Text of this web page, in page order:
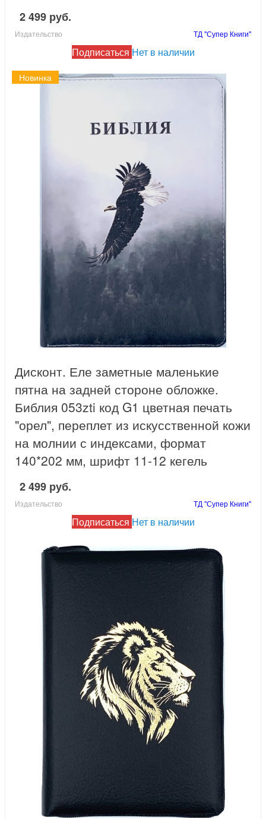
2 499 руб.
Издательство ТД "Супер Книги"
Подписаться Нет в наличии
Новинка
Дисконт. Еле заметные маленькие
пятна на задней стороне обложке.
Библия 053zti код G1 цветная печать
"орел", переплет из искусственной кожи
на молнии с индексами, формат
140*202 мм, шрифт 11-12 кегель
2 499 руб.
Издательство ТД "Супер Книги"
Подписаться Нет в наличии